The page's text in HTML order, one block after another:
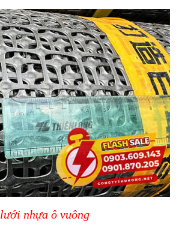
lưới nhựa ô vuông